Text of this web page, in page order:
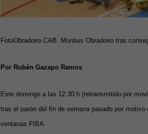
FotoObradoiro CAB. Monbus Obradoiro tras
Por Rubén Gazapo Ramos
Este domingo a las 12:30 h (retransmitido por
tras el parón del fin de semana pasado por
ventanas FIBA.